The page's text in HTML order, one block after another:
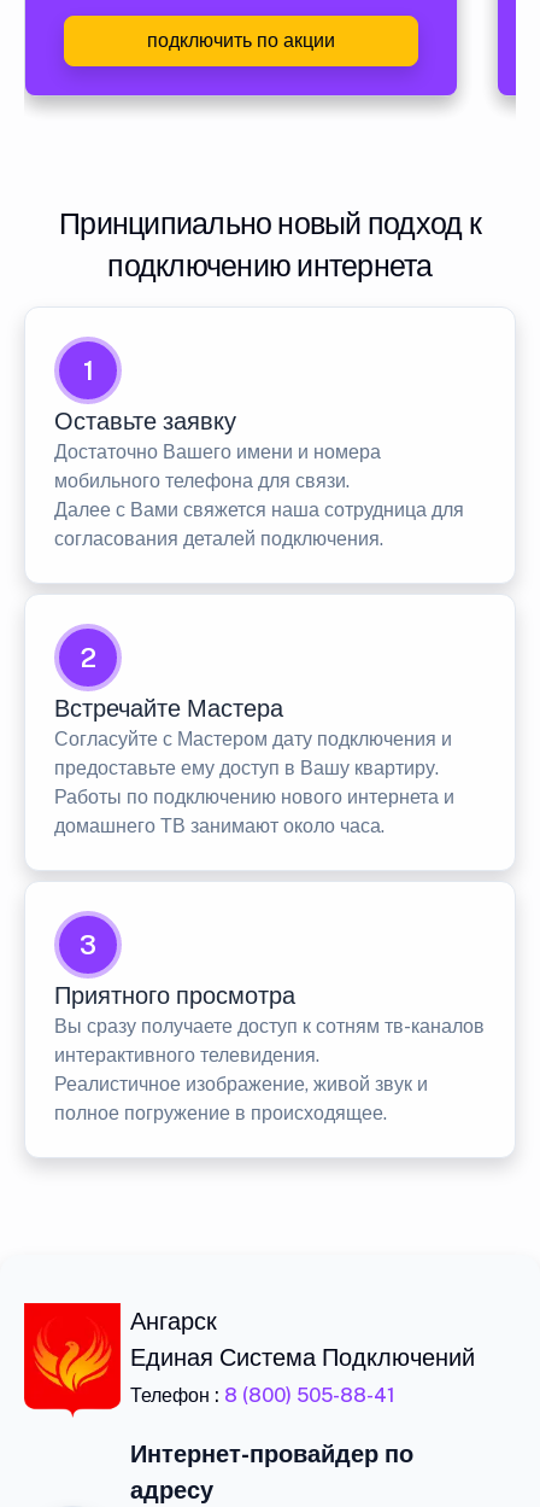
подключить по акции
Принципиально новый подход к
подключению интернета
1
Оставьте заявку
Достаточно Вашего имени и номера
мобильного телефона для связи.
Далее с Вами свяжется наша сотрудница для
согласования деталей подключения.
2
Встречайте Мастера
Согласуйте с Мастером дату подключения и
предоставьте ему доступ в Вашу квартиру.
Работы по подключению нового интернета и
домашнего ТВ занимают около часа.
3
Приятного просмотра
Вы сразу получаете доступ к сотням тв-каналов
интерактивного телевидения.
Реалистичное изображение, живой звук и
полное погружение в происходящее.
Ангарск
Единая Система Подключений
Телефон : 8 (800) 505-88-41
Интернет-провайдер по
адресу